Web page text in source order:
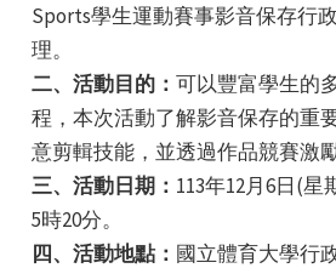
Sports學生運動賽事影音保存行
理。
二、活動目的： 可以豐富學生的
程，本次活動了解影音保存的重
意剪輯技能，並透過作品競賽激
三、活動日期： 113年12月6日(星
5時20分。
四、活動地點： 國立體育大學行